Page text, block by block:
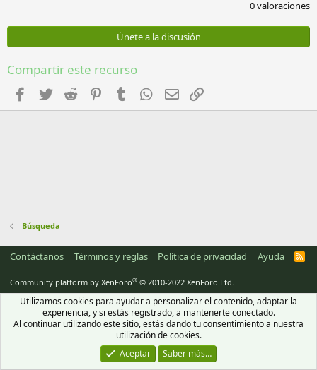
,
0
s
a
0 valoraciones
Únete a la discusión
Compartir este recurso
Facebook
Twitter Reddit PinterestTumblr WhatsApp
Email
Búsqueda
Contáctanos Términos y reglas Política de privacidad Ayuda
R
Community platform by XenForo® © 2010-2022 XenForo Ltd.
Utilizamos cookies para ayudar a personalizar el contenido, adaptar la
experiencia, y si estás registrado, a mantenerte conectado.
Al continuar utilizando este sitio, estás dando tu consentimiento a nuestra
utilización de cookies.
Aceptar
Saber más…